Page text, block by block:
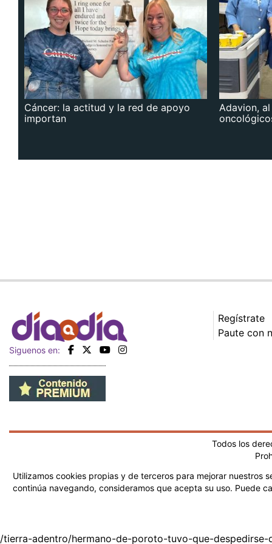
Cáncer: la actitud y la red de apoyo
importan
Adavion,
Siguenos en:
Regístrate
Paute con
Todos los
Utilizamos cookies propias y de terceros para mejorar nuestros
continúa navegando, consideramos que acepta su uso. Puede
/tierra-adentro/hermano-de-poroto-tuvo-que-